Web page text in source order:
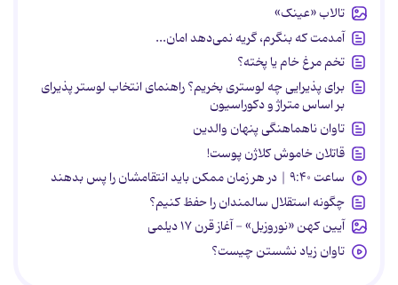
تالاب «عینک»
آمدمت که بنگرم، گریه نمی‌دهد امان...
تخم مرغ خام یا پخته؟
برای پذیرایی چه لوستری بخریم؟ راهنمای انتخاب لوستر پذیرای
بر اساس متراژ و دکوراسیون
تاوان ناهماهنگی پنهان والدین
قاتلان خاموش کلاژن پوست!
ساعت ۹:۴۰ | در هر زمان ممکن باید انتقامشان را پس بدهند
چگونه استقلال سالمندان را حفظ کنیم؟
آیین کهن «نوروزبل» - آغاز قرن ۱۷ دیلمی
تاوان زیاد نشستن چیست؟